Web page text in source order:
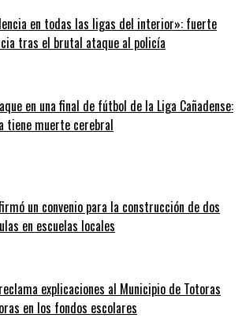
en todas las ligas del interior»: fuerte
tras el brutal ataque al policía
en una final de fútbol de la Liga Cañadense:
tiene muerte cerebral
un convenio para la construcción de dos
en escuelas locales
explicaciones al Municipio de Totoras
en los fondos escolares